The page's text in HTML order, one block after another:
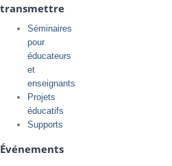
transmettre
Séminaires
pour
éducateurs
et
enseignants
Projets
éducatifs
Supports
Événements